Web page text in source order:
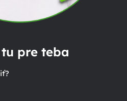
pre teba